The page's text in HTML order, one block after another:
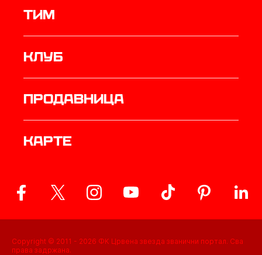
ТИМ
Клуб
продавница
Карте
Copyright © 2011 - 2026 ФК Црвена звезда званични портал. Сва
права задржана.